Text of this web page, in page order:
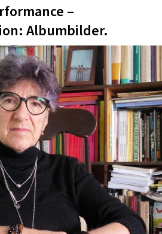
–
Albumbilder.